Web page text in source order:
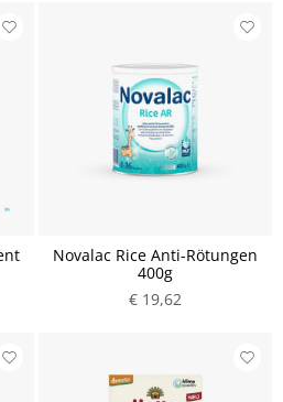
Novalac Rice Anti-Rötungen
400g
€ 19,62